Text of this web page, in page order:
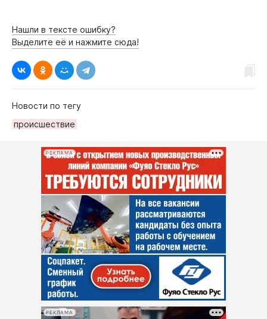
Нашли в тексте ошибку?
Выделите её и нажмите сюда!
Новости по тегу
происшествие
РЕКЛАМА
РЕКЛАМА